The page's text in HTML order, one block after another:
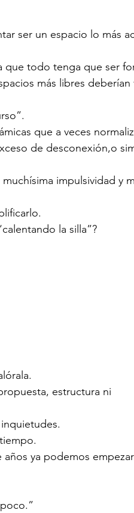
ser un espacio lo más
todo tenga que ser
más libres
que a veces
de desconexión,o
impulsividad y
la silla”?
estructura ni
ya podemos